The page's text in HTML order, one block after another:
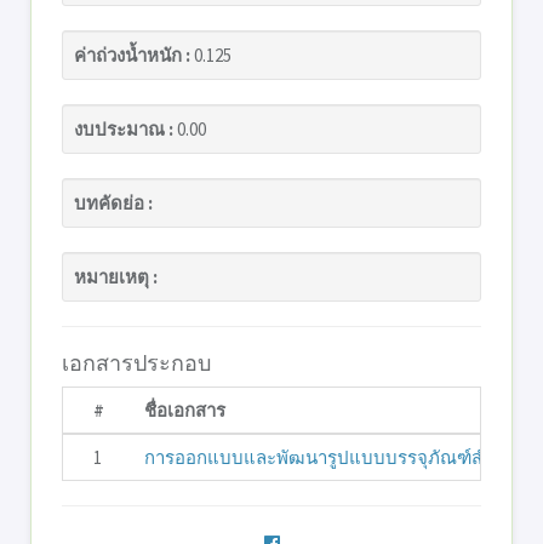
ค่าถ่วงน้ำหนัก :0.125
งบประมาณ :0.00
บทคัดย่อ :
หมายเหตุ :
เอกสารประกอบ
# ชื่อเอกสาร
1 การออกแบบและพัฒนารูปแบบบรรจุภัณฑ์สำหรับก